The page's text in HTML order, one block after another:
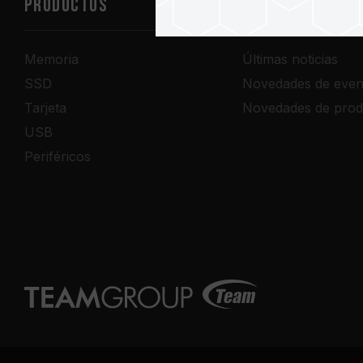
PRODUCTOS
Memoria
SSD
Tarjeta
USB
Periféricos
Últimas noticias
Novedades de
Novedades de